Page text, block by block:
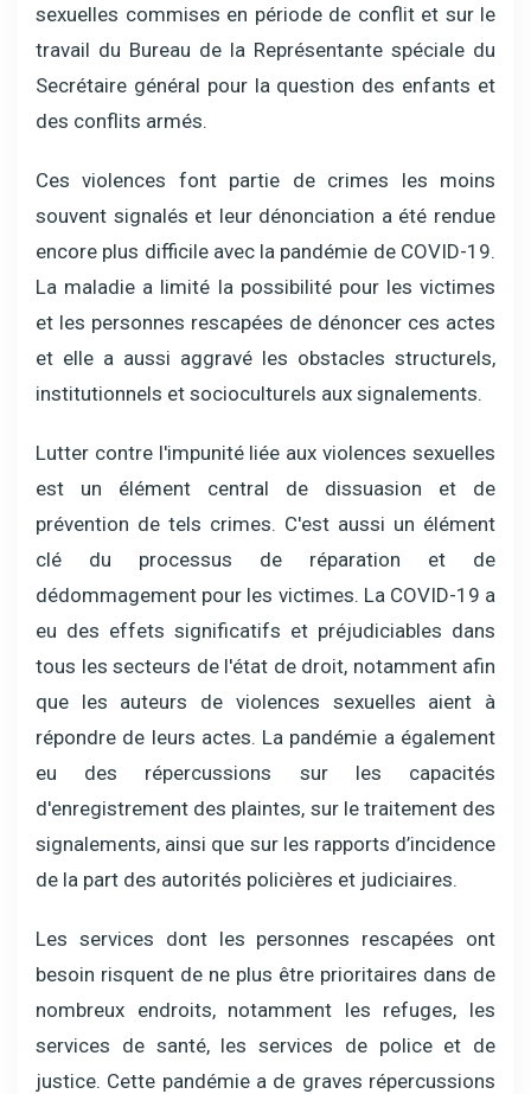
sexuelles commises en période de conflit et sur le
travail du Bureau de la Représentante spéciale du
Secrétaire général pour la question des enfants et
des conflits armés.
Ces violences font partie de crimes les moins
souvent signalés et leur dénonciation a été rendue
encore plus difficile avec la pandémie de COVID-19.
La maladie a limité la possibilité pour les victimes
et les personnes rescapées de dénoncer ces actes
et elle a aussi aggravé les obstacles structurels,
institutionnels et socioculturels aux signalements.
Lutter contre l'impunité liée aux violences sexuelles
est un élément central de dissuasion et de
prévention de tels crimes. C'est aussi un élément
clé du processus de réparation et de
dédommagement pour les victimes. La COVID-19 a
eu des effets significatifs et préjudiciables dans
tous les secteurs de l'état de droit, notamment afin
que les auteurs de violences sexuelles aient à
répondre de leurs actes. La pandémie a également
eu des répercussions sur les capacités
d'enregistrement des plaintes, sur le traitement des
signalements, ainsi que sur les rapports d’incidence
de la part des autorités policières et judiciaires.
Les services dont les personnes rescapées ont
besoin risquent de ne plus être prioritaires dans de
nombreux endroits, notamment les refuges, les
services de santé, les services de police et de
justice. Cette pandémie a de graves répercussions